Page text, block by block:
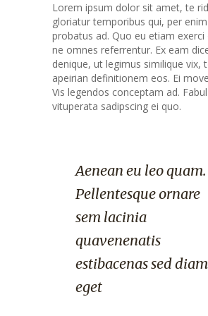
Lorem ipsum dolor sit amet, te
gloriatur temporibus qui, per
probatus ad. Quo eu etiam exerci
ne omnes referrentur. Ex eam
denique, ut legimus similique vix,
apeirian definitionem eos. Ei
Vis legendos conceptam ad.
vituperata sadipscing ei quo.
Aenean eu leo quam.
Pellentesque ornare
sem lacinia
quavenenatis
estibacenas sed diam
eget